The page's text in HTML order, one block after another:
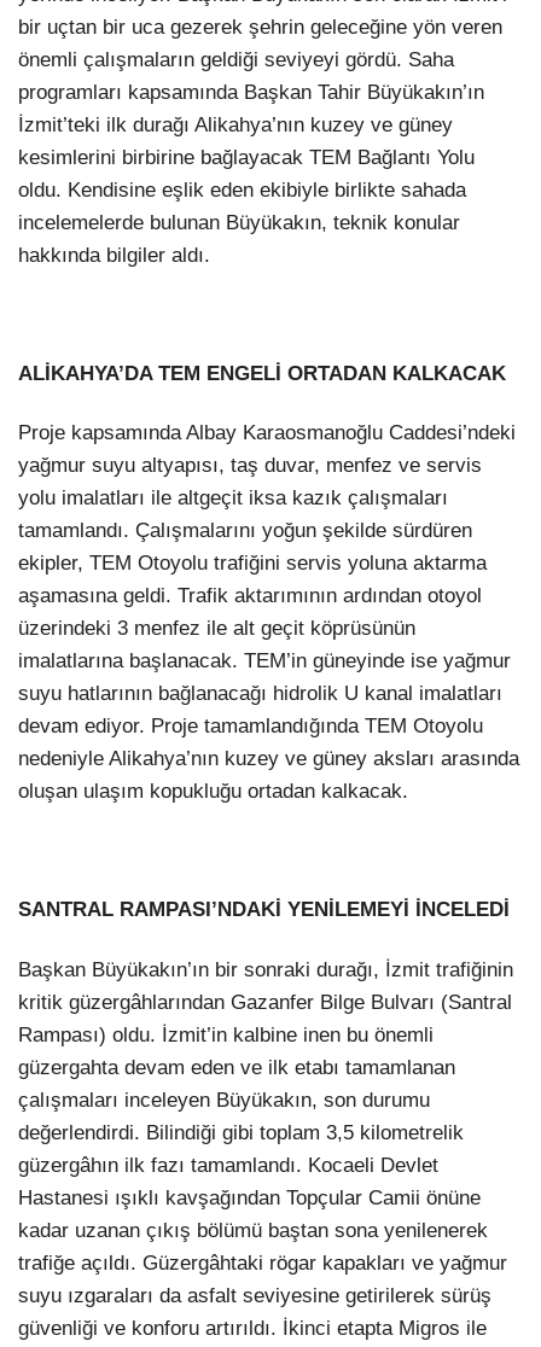
bir uçtan bir uca gezerek şehrin geleceğine yön veren
önemli çalışmaların geldiği seviyeyi gördü. Saha
programları kapsamında Başkan Tahir Büyükakın’ın
İzmit’teki ilk durağı Alikahya’nın kuzey ve güney
kesimlerini birbirine bağlayacak TEM Bağlantı Yolu
oldu. Kendisine eşlik eden ekibiyle birlikte sahada
incelemelerde bulunan Büyükakın, teknik konular
hakkında bilgiler aldı.
ALİKAHYA’DA TEM ENGELİ ORTADAN KALKACAK
Proje kapsamında Albay Karaosmanoğlu Caddesi’ndeki
yağmur suyu altyapısı, taş duvar, menfez ve servis
yolu imalatları ile altgeçit iksa kazık çalışmaları
tamamlandı. Çalışmalarını yoğun şekilde sürdüren
ekipler, TEM Otoyolu trafiğini servis yoluna aktarma
aşamasına geldi. Trafik aktarımının ardından otoyol
üzerindeki 3 menfez ile alt geçit köprüsünün
imalatlarına başlanacak. TEM’in güneyinde ise yağmur
suyu hatlarının bağlanacağı hidrolik U kanal imalatları
devam ediyor. Proje tamamlandığında TEM Otoyolu
nedeniyle Alikahya’nın kuzey ve güney aksları arasında
oluşan ulaşım kopukluğu ortadan kalkacak.
SANTRAL RAMPASI’NDAKİ YENİLEMEYİ İNCELEDİ
Başkan Büyükakın’ın bir sonraki durağı, İzmit trafiğinin
kritik güzergâhlarından Gazanfer Bilge Bulvarı (Santral
Rampası) oldu. İzmit’in kalbine inen bu önemli
güzergahta devam eden ve ilk etabı tamamlanan
çalışmaları inceleyen Büyükakın, son durumu
değerlendirdi. Bilindiği gibi toplam 3,5 kilometrelik
güzergâhın ilk fazı tamamlandı. Kocaeli Devlet
Hastanesi ışıklı kavşağından Topçular Camii önüne
kadar uzanan çıkış bölümü baştan sona yenilenerek
trafiğe açıldı. Güzergâhtaki rögar kapakları ve yağmur
suyu ızgaraları da asfalt seviyesine getirilerek sürüş
güvenliği ve konforu artırıldı. İkinci etapta Migros ile